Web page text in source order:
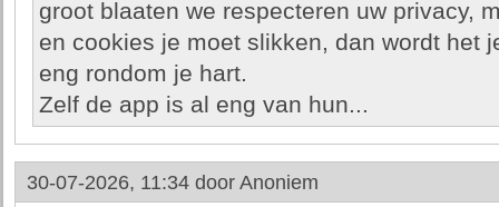
groot blaaten we respecteren uw privacy,
en cookies je moet slikken, dan wordt het
eng rondom je hart.
Zelf de app is al eng van hun...
30-07-2026, 11:34 door Anoniem